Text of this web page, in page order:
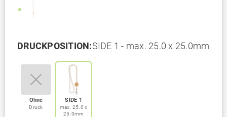
DRUCKPOSITION:SIDE 1 - max. 25.0 x 25.0mm
Ohne
Druck
SIDE 1
max. 25.0 x
25.0mm